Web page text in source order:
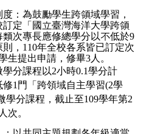
：為鼓勵學生跨領域學習，
定「國立臺灣海洋大學跨領
次專長應修總學分以不低於9
，110年全校各系皆已訂定次
生提出申請，修畢3人。
分課程以2小時0.1學分計
1門「跨領域自主學習(2學
學分課程，截止至109學年第2
次。